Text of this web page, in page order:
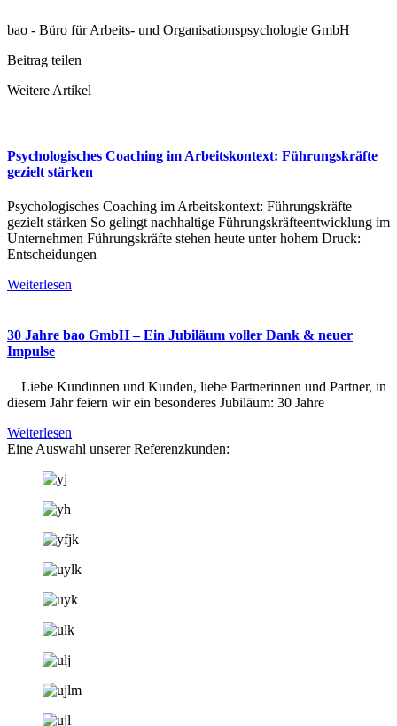
bao - Büro für Arbeits- und Organisationspsychologie GmbH
Beitrag teilen
Weitere Artikel
Psychologisches Coaching im Arbeitskontext: Führungskräfte
gezielt stärken
Psychologisches Coaching im Arbeitskontext: Führungskräfte
gezielt stärken So gelingt nachhaltige Führungskräfteentwicklung im
Unternehmen Führungskräfte stehen heute unter hohem Druck:
Entscheidungen
Weiterlesen
30 Jahre bao GmbH – Ein Jubiläum voller Dank & neuer
Impulse
Liebe Kundinnen und Kunden, liebe Partnerinnen und Partner, in
diesem Jahr feiern wir ein besonderes Jubiläum: 30 Jahre
Weiterlesen
Eine Auswahl unserer Referenzkunden: